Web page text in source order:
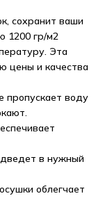
сохранит ваши
1200 гр/м2
Эта
цены и качества
пропускает воду
в нужный
облегчает